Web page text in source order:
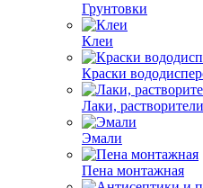
Грунтовки
Клеи
Краски
Лаки,
Эмали
Пена монтажная